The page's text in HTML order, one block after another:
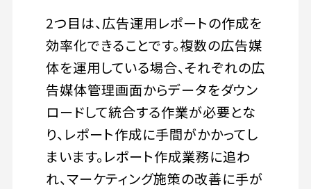
2つ目は、広告運用レポートの作成を
効率化できることです。複数の広告媒
体を運用している場合、それぞれの広
告媒体管理画面からデータをダウン
ロードして統合する作業が必要とな
り、レポート作成に手間がかかってし
まいます。レポート作成業務に追わ
れ、マーケティング施策の改善に手が